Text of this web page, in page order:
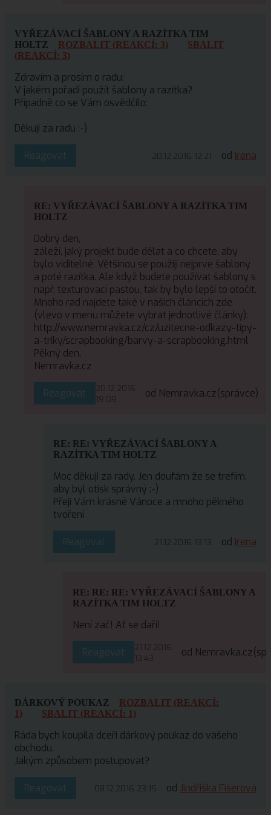
VYŘEZÁVACÍ ŠABLONY A RAZÍTKA TIM
HOLTZ
ROZBALIT (REAKCÍ: 3)
SBALIT
(REAKCÍ: 3)
Zdravím a prosím o radu:
V jakém pořadí použít šablony a razítka?
Případně co se Vám osvědčilo:
Děkuji za radu :-)
Reagovat 20.12.2016 12:21 od Irena
RE: VYŘEZÁVACÍ ŠABLONY A RAZÍTKA TIM
HOLTZ
Dobrý den,
záleží, jaký projekt bude dělat a co chcete, aby
bylo viditelné. Většinou se použijí nejprve šablony
a poté razítka. Ale když budete používat šablony s
např. texturovací pastou, tak by bylo lepší to otočit.
Mnoho rad najdete také v našich článcích zde
(vlevo v menu můžete vybrat jednotlivé články):
http://www.nemravka.cz/cz/uzitecne-odkazy-tipy-
a-triky/scrapbooking/barvy-a-scrapbooking.html
Pěkný den,
Nemravka.cz
Reagovat
20.12.2016
19:09
od Nemravka.cz(správce)
RE: RE: VYŘEZÁVACÍ ŠABLONY A
RAZÍTKA TIM HOLTZ
Moc děkuji za rady. Jen doufám že se trefím,
aby byl otisk správný :-)
Přeji Vám krásné Vánoce a mnoho pěkného
tvoření
Reagovat 21.12.2016 13:13 od Irena
RE: RE: RE: VYŘEZÁVACÍ ŠABLONY A
RAZÍTKA TIM HOLTZ
Není zač! Ať se daří!
Reagovat
21.12.2016
13:43
od Nemravka.cz
DÁRKOVÝ POUKAZ
ROZBALIT (REAKCÍ:
1)
SBALIT (REAKCÍ: 1)
Ráda bych koupila dceři dárkový poukaz do vašeho
obchodu.
Jakým způsobem postupovat?
Reagovat 08.12.2016 23:15 od Jindřiška Fišerová